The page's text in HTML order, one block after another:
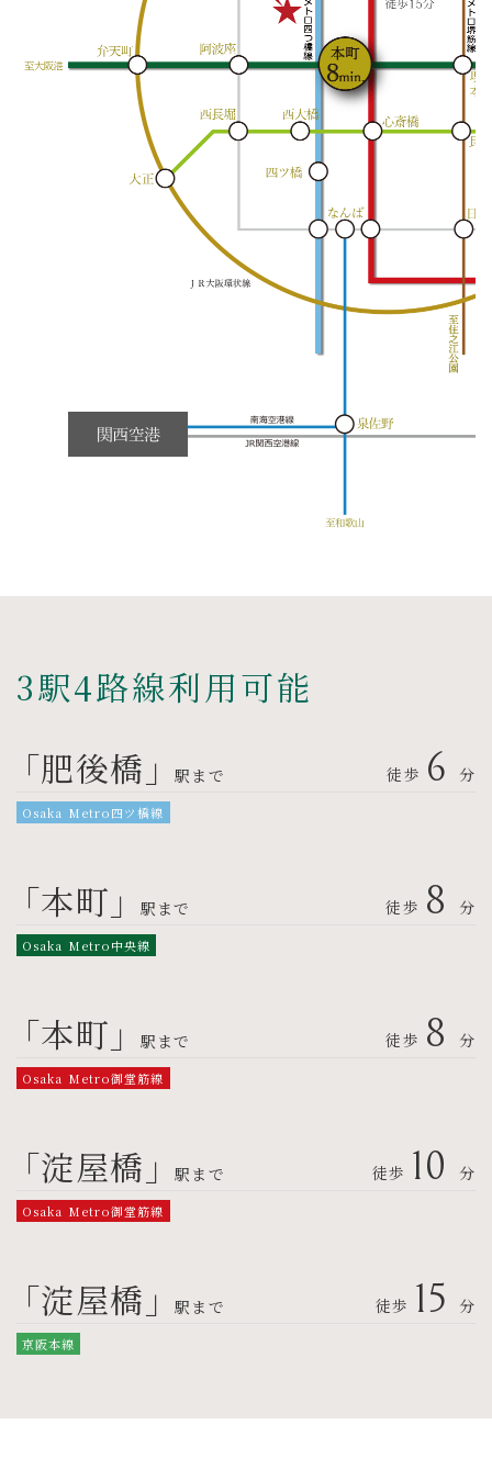
3駅4路線利用可能
「肥後橋」
駅まで 徒歩 6 分
Osaka Metro四ツ橋線
「本町」 駅まで 徒歩 8 分
Osaka Metro中央線
「本町」 駅まで 徒歩 8 分
Osaka Metro御堂筋線
「淀屋橋」 駅まで 徒歩 10 分
Osaka Metro御堂筋線
「淀屋橋」 駅まで 徒歩 15 分
京阪本線